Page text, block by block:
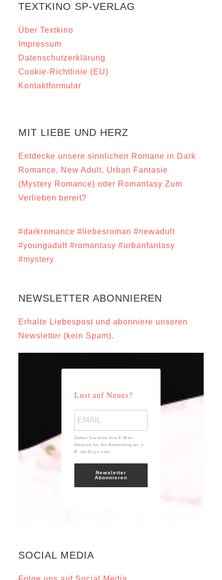
TEXTKINO SP-VERLAG
Über Textkino
Impressum
Datenschutzerklärung
Cookie-Richtlinie (EU)
Kontaktformular
MIT LIEBE UND HERZ
Entdecke unsere sinnlichen Romane in Dark
Romance, New Adult, Urban Fantasie
(Mystery Romance) oder Romantasy Zum
Verlieben bereit?
#darkromance #liebesroman #newadult
#youngadult #romantasy#urbanfantasy
#mystery
NEWSLETTER ABONNIEREN
Erhalte Liebespost und abonniere unseren
Newsletter (kein Spam).
Lust auf Neues?
Geben Sie bitte Ihre E-Mail-
Adresse für die Anmeldung an, z.
B. abc@xyz.com.
Newsletter
Abonnieren
SOCIAL MEDIA